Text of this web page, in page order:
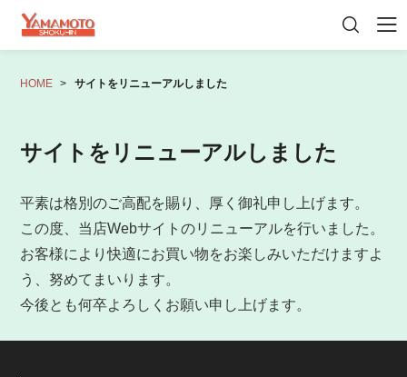
初めての方へ 会員登録
御贈答・詰め合わせ
その他おすすめ品
HOME サイトをリニューアルしました
サイトをリニューアルしました
平素は格別のご高配を賜り、厚く御礼申し上げます。
この度、当店Webサイトのリニューアルを行いました。
お客様により快適にお買い物をお楽しみいただけますよ
う、努めてまいります。
今後とも何卒よろしくお願い申し上げます。